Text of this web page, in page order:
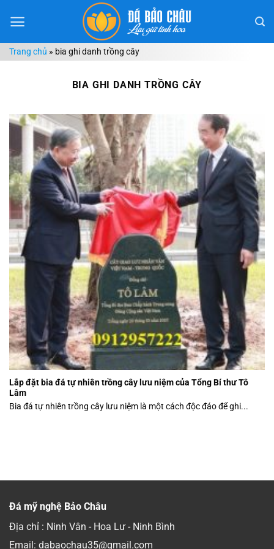
đến
dungTrang chủ » bia ghi danh trồng cây
BIA GHI DANH TRỒNG CÂY
Lắp đặt bia đá tự nhiên trồng cây lưu niệm của Tổng Bí thư Tô
Lâm
Bia đá tự nhiên trồng cây lưu niệm là một cách độc đáo để ghi...
Đá mỹ nghệ Bảo Châu
Địa chỉ : Ninh Vân - Hoa Lư - Ninh Bình
Email: dabaochau35@gmail.com